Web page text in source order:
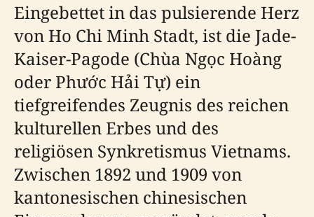
Eingebettet in das pulsierende Herz
von Ho Chi Minh Stadt, ist die Jade-
Kaiser-Pagode (Chùa Ngọc Hoàng
oder Phước Hải Tự) ein
tiefgreifendes Zeugnis des reichen
kulturellen Erbes und des
religiösen Synkretismus Vietnams.
Zwischen 1892 und 1909 von
kantonesischen chinesischen